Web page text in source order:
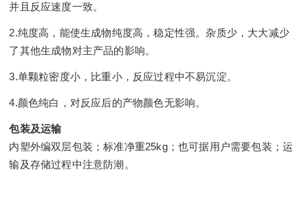
并且反应速度一致。
2.纯度高，能使生成物纯度高，稳定性强。杂质少，大大减少
了其他生成物对主产品的影响。
3.单颗粒密度小，比重小，反应过程中不易沉淀。
4.颜色纯白，对反应后的产物颜色无影响。
包装及运输
内塑外编双层包装；标准净重25kg；也可据用户需要包装；运
输及存储过程中注意防潮。